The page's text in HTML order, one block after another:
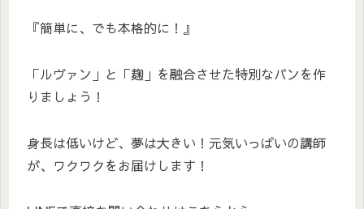
『簡単に、でも本格的に！』
「ルヴァン」と「麹」を融合させた特別なパンを作
りましょう！
身長は低いけど、夢は大きい！元気いっぱいの講師
が、ワクワクをお届けします！